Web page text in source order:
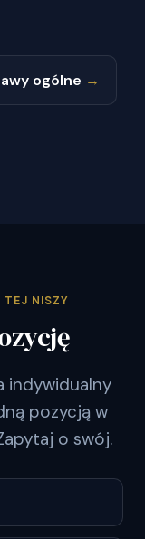
ogólne →
TEJ NISZY
indywidualny
pozycją w
o swój.